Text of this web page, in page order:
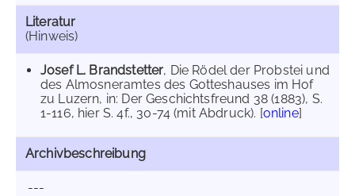
Literatur
(Hinweis)
Josef L. Brandstetter, Die Rödel der Probstei und
des Almosneramtes des Gotteshauses im Hof
zu Luzern, in: Der Geschichtsfreund 38 (1883), S.
1-116, hier S. 4f., 30-74 (mit Abdruck). [online]
Archivbeschreibung
---